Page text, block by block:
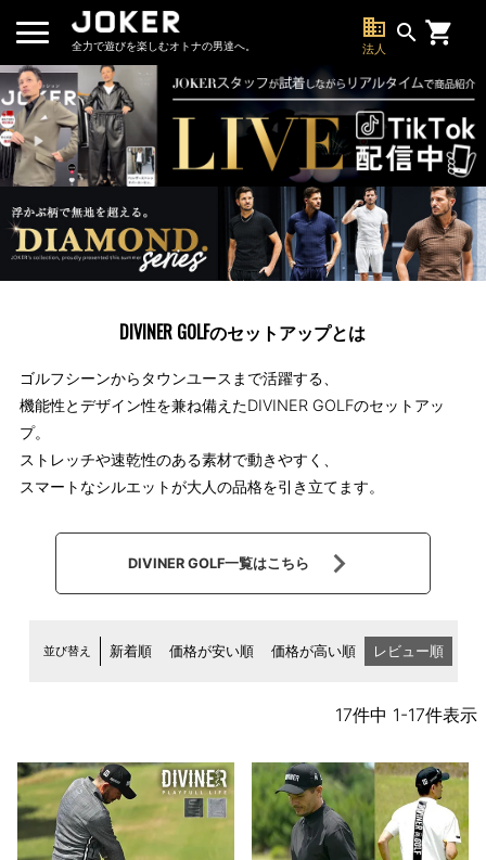
全力で遊びを楽しむオトナの男達へ。
business
法人
search
DIVINER GOLFのセットアップとは
ゴルフシーンからタウンユースまで活躍する、
機能性とデザイン性を兼ね備えたDIVINER GOLFのセットアッ
プ。
ストレッチや速乾性のある素材で動きやすく、
スマートなシルエットが大人の品格を引き立てます。
DIVINER GOLF一覧はこちら
並び替え 新着順 価格が安い順 価格が高い順 レビュー順
17件中 1-17件表示